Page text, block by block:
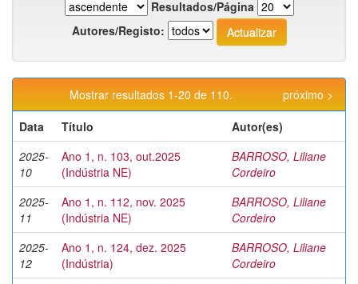
Resultados/Página
Autores/Registo:
Mostrar resultados 1-20 de 110.
próximo >
Data
Título
Autor(es)
2025-
10
Ano 1, n. 103, out.2025
(Indústria NE)
BARROSO, Liliane
Cordeiro
2025-
11
Ano 1, n. 112, nov. 2025
(Indústria NE)
BARROSO, Liliane
Cordeiro
2025-
12
Ano 1, n. 124, dez. 2025
(Indústria)
BARROSO, Liliane
Cordeiro